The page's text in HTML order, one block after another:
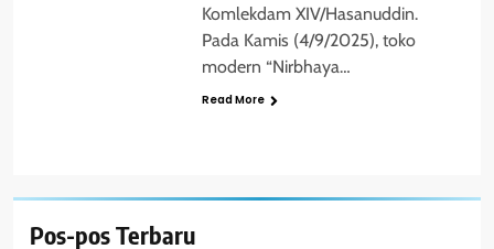
Komlekdam XIV/Hasanuddin.
Pada Kamis (4/9/2025), toko
modern “Nirbhaya…
Read More
Pos-pos Terbaru